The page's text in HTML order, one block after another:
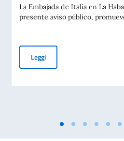
La Embajada de Italia en La
presente aviso público,
LeggiInvestigación exploratoria